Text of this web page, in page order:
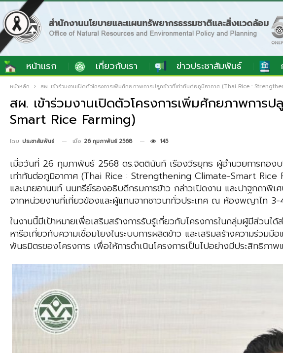
หน้าแรก เกี่ยวกับเรา ข่าวประชาสัมพันธ์
หน้าหลัก สผ. เข้าร่วมงานเปิดตัวโครงการเพิ่มศักยภาพการปลูกข้าวที่เท่าทันต่อภูมิอากาศ (Thai Rice :
สผ. เข้าร่วมงานเปิดตัวโครงการเพิ่มศักยภาพกา
Smart Rice Farming)
โดย ประชาสัมพันธ์ เมื่อ 26 กุมภาพันธ์ 2568 145
เมื่อวันที่ 26 กุมภาพันธ์ 2568 ดร.จิตตินันท์ เรืองวีรยุทธ ผู้อำนวยการกอง
เท่าทันต่อภูมิอากาศ (Thai Rice : Strengthening Climate-Smart Rice
และนายอานนท์ นนทรีย์รองอธิบดีกรมการข้าว กล่าวเปิดงาน และปาฐกถาพิเ
จากหน่วยงานที่เกี่ยวข้องและผู้แทนจากชาวนาทั่วประเทศ ณ ห้องพญาไท
ในงานนี้มีเป้าหมายเพื่อเสริมสร้างการรับรู้เกี่ยวกับโครงการในกลุ่มผู้มีส่วนได้
หารือเกี่ยวกับความเชื่อมโยงในระบบการผลิตข้าว และเสริมสร้างความร่วมมื
พันธมิตรของโครงการ เพื่อให้การดำเนินโครงการเป็นไปอย่างมีประสิทธิภา